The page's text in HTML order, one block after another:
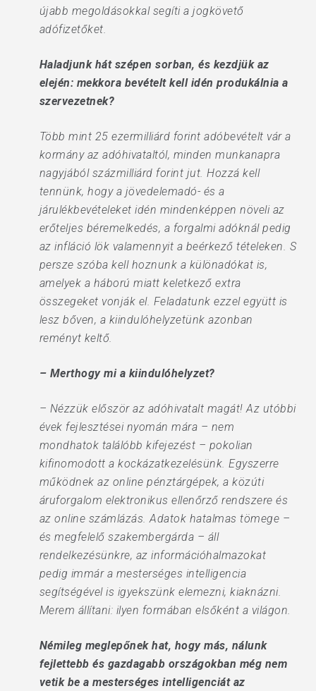
újabb megoldásokkal segíti a jogkövető
adófizetőket.
Haladjunk hát szépen sorban, és kezdjük az
elején: mekkora bevételt kell idén produkálnia a
szervezetnek?
Több mint 25 ezermilliárd forint adóbevételt vár a
kormány az adóhivataltól, minden munkanapra
nagyjából százmilliárd forint jut. Hozzá kell
tennünk, hogy a jövedelemadó- és a
járulékbevételeket idén mindenképpen növeli az
erőteljes béremelkedés, a forgalmi adóknál pedig
az infláció lök valamennyit a beérkező tételeken. S
persze szóba kell hoznunk a különadókat is,
amelyek a háború miatt keletkező extra
összegeket vonják el. Feladatunk ezzel együtt is
lesz bőven, a kiindulóhelyzetünk azonban
reményt keltő.
– Merthogy mi a kiindulóhelyzet?
– Nézzük először az adóhivatalt magát! Az utóbbi
évek fejlesztései nyomán mára – nem
mondhatok találóbb kifejezést – pokolian
kifinomodott a kockázatkezelésünk. Egyszerre
működnek az online pénztárgépek, a közúti
áruforgalom elektronikus ellenőrző rendszere és
az online számlázás. Adatok hatalmas tömege –
és megfelelő szakembergárda – áll
rendelkezésünkre, az információhalmazokat
pedig immár a mesterséges intelligencia
segítségével is igyekszünk elemezni, kiaknázni.
Merem állítani: ilyen formában elsőként a világon.
Némileg meglepőnek hat, hogy más, nálunk
fejlettebb és gazdagabb országokban még nem
vetik be a mesterséges intelligenciát az